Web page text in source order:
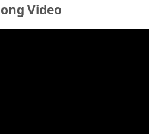
Video